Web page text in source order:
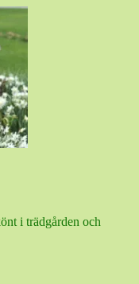
i trädgården och